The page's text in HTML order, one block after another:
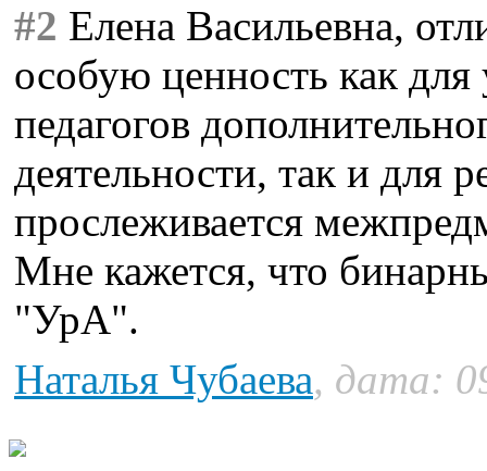
#2 Елена Васильевна,
особую ценность как для
педагогов
деятельности, так и для
прослеживается
Мне кажется, что
"УрА".
Наталья Чубаева, дата: